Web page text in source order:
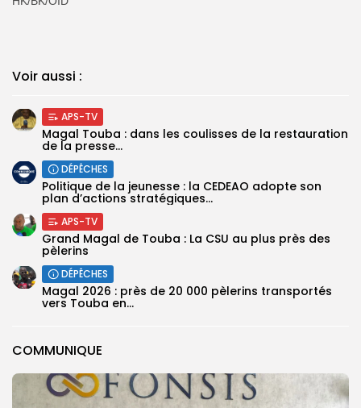
COMMUNIQUE
Voir aussi :
APS-TV
Magal Touba : dans les coulisses de la restauration
de la presse...
DÉPÊCHES
Politique de la jeunesse : la CEDEAO adopte son
plan d’actions stratégiques...
APS-TV
Grand Magal de Touba : La CSU au plus près des
pèlerins
DÉPÊCHES
Magal 2026 : près de 20 000 pèlerins transportés
vers Touba en...